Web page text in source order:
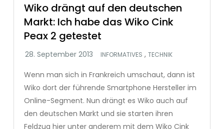
Wiko drängt auf den deutschen
Markt: Ich habe das Wiko Cink
Peax 2 getestet
INFORMATIVES ,TECHNIK
Wenn man sich in Frankreich umschaut, dann ist
Wiko dort der führende Smartphone Hersteller im
Online-Segment. Nun drängt es Wiko auch auf
den deutschen Markt und sie starten ihren
Feldzug hier unter anderem mit dem Wiko Cink